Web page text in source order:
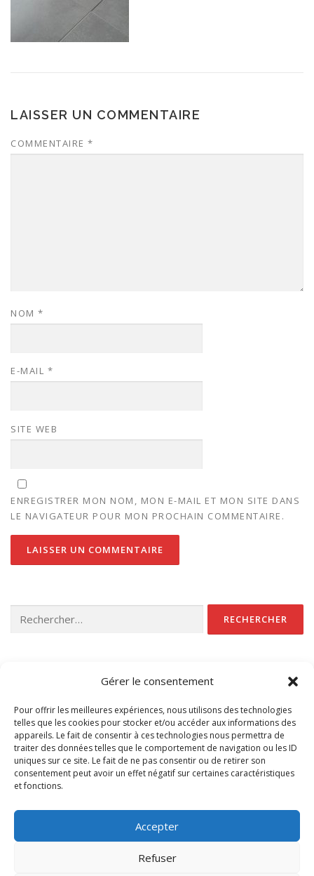
Gérer le consentement
Pour offrir les meilleures expériences, nous utilisons des technologies
telles que les cookies pour stocker et/ou accéder aux informations des
appareils. Le fait de consentir à ces technologies nous permettra de
traiter des données telles que le comportement de navigation ou les ID
uniques sur ce site. Le fait de ne pas consentir ou de retirer son
consentement peut avoir un effet négatif sur certaines caractéristiques
et fonctions.
Accepter
Refuser
LAISSER UN COMMENTAIRE
COMMENTAIRE *
NOM *
E-MAIL *
SITE WEB
ENREGISTRER MON NOM, MON E-MAIL ET MON SITE DANS
LE NAVIGATEUR POUR MON PROCHAIN COMMENTAIRE.
Accédez à nos CGV